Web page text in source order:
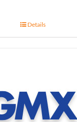
Details